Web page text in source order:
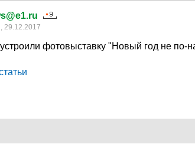
29.12.2017
фотовыставку "Новый год не по-